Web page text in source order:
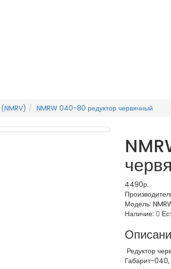
NMRW 040-80 редуктор червячный
4490р.
Модель:
Наличие:
Редуктор
Габарит-040,